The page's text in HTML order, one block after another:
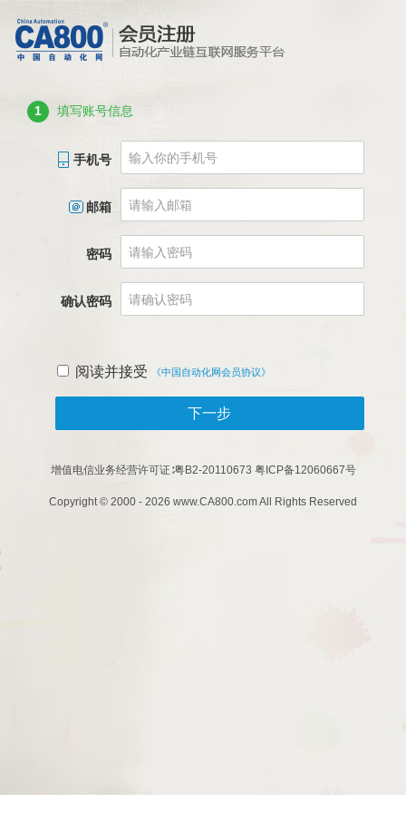
1 填写账号信息
手机号
邮箱
密码
确认密码
阅读并接受 《中国自动化网会员协议》
下一步
增值电信业务经营许可证∶粤B2-20110673 粤ICP备12060667号
Copyright © 2000 - 2026 www.CA800.com All Rights Reserved